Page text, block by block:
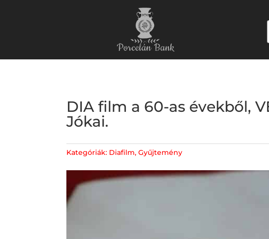
DIA film a 60-as évekből,
Jókai.
Kategóriák: Diafilm,Gyűjtemény